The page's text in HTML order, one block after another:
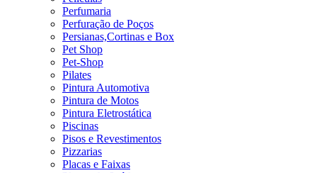
Perfumaria
Perfuração de Poços
Persianas,Cortinas e Box
Pet Shop
Pet-Shop
Pilates
Pintura Automotiva
Pintura de Motos
Pintura Eletrostática
Piscinas
Pisos e Revestimentos
Pizzarias
Placas e Faixas